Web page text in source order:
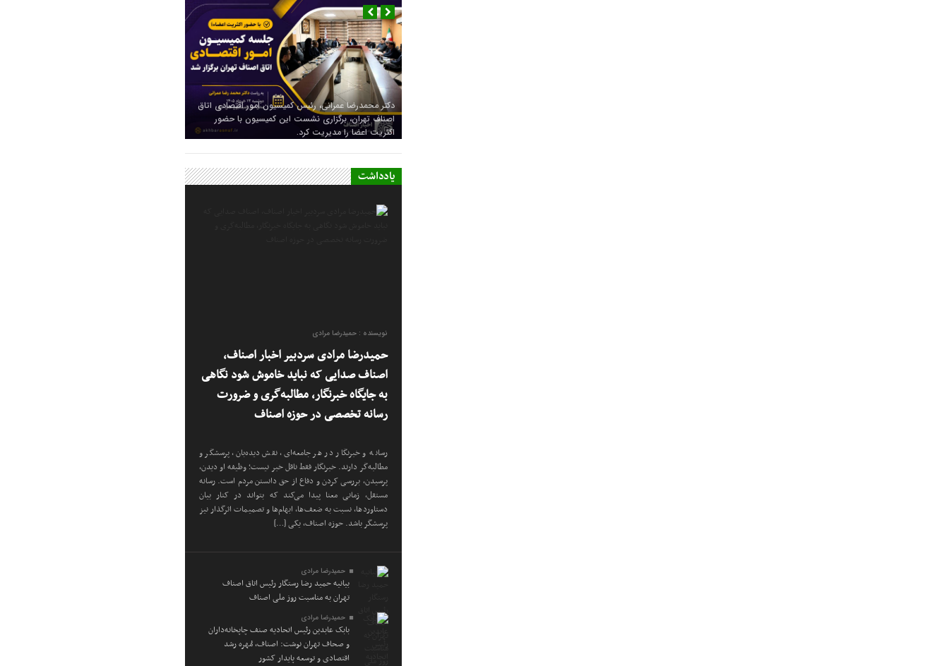
دکتر محمدرضا عمرانی، رئیس کمیسیون امور اقتصادی اتاق
اصناف تهران، برگزاری نشست این کمیسیون با حضور
اکثریت اعضا را مدیریت کرد.
یادداشت
نویسنده : حمیدرضا مرادی
حمیدرضا مرادی سردبیر اخبار اصناف،
اصناف صدایی که نباید خاموش شود نگاهی
به جایگاه خبرنگار، مطالبه‌گری و ضرورت
رسانه تخصصی در حوزه اصناف
رسانه و خبرنگار در هر جامعه‌ای، نقش دیده‌بان، پرسشگر و
مطالبه‌گر دارند. خبرنگار فقط ناقل خبر نیست؛ وظیفه او دیدن،
پرسیدن، بررسی کردن و دفاع از حق دانستن مردم است. رسانه
مستقل، زمانی معنا پیدا می‌کند که بتواند در کنار بیان
دستاوردها، نسبت به ضعف‌ها، ابهام‌ها و تصمیمات اثرگذار نیز
پرسشگر باشد. حوزه اصناف، یکی […]
حمیدرضا مرادی
بیانیه حمید رضا رستگار رئیس اتاق اصناف
تهران به مناسبت روز ملی اصناف
حمیدرضا مرادی
بابک عابدین رئیس اتحادیه صنف چاپخانه‌داران
و صحاف تهران نوشت: اصناف، مُهره رشد
اقتصادی و توسعه پایدار کشور